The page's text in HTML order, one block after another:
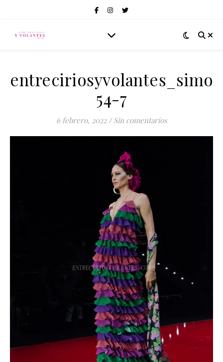
54-7
6 febrero, 2022 / Sin comentarios